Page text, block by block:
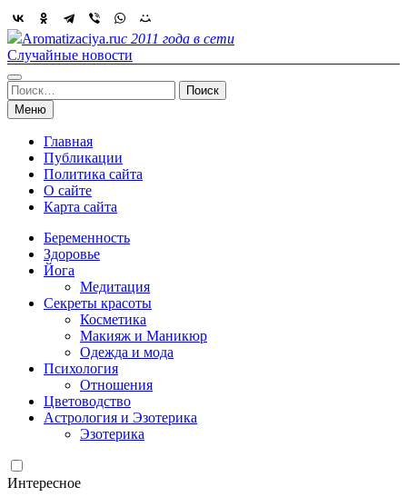
Skip
to
content
Aromatizaciya.ruс 2011 года в сети
Случайные новости
Найти:
Меню
Главная
Публикации
Политика сайта
О сайте
Карта сайта
Беременность
Здоровье
Йога
Медитация
Секреты красоты
Косметика
Макияж и Маникюр
Одежда и мода
Психология
Отношения
Цветоводство
Астрология и Эзотерика
Эзотерика
Интересное